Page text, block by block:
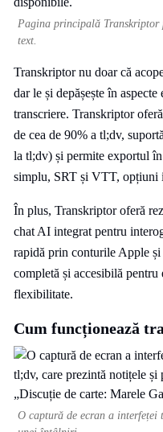
Pagina principală Transkriptor
text.
Transkriptor nu doar că
dar le și depășește în
transcriere. Transkriptor
de cea de 90% a tl;dv,
la tl;dv) și permite exportul
simplu, SRT și VTT, opțiuni
În plus, Transkriptor oferă
chat AI integrat pentru
rapidă prin conturile Apple
completă și accesibilă
flexibilitate.
Cum funcționează
O captură de ecran a interfeței